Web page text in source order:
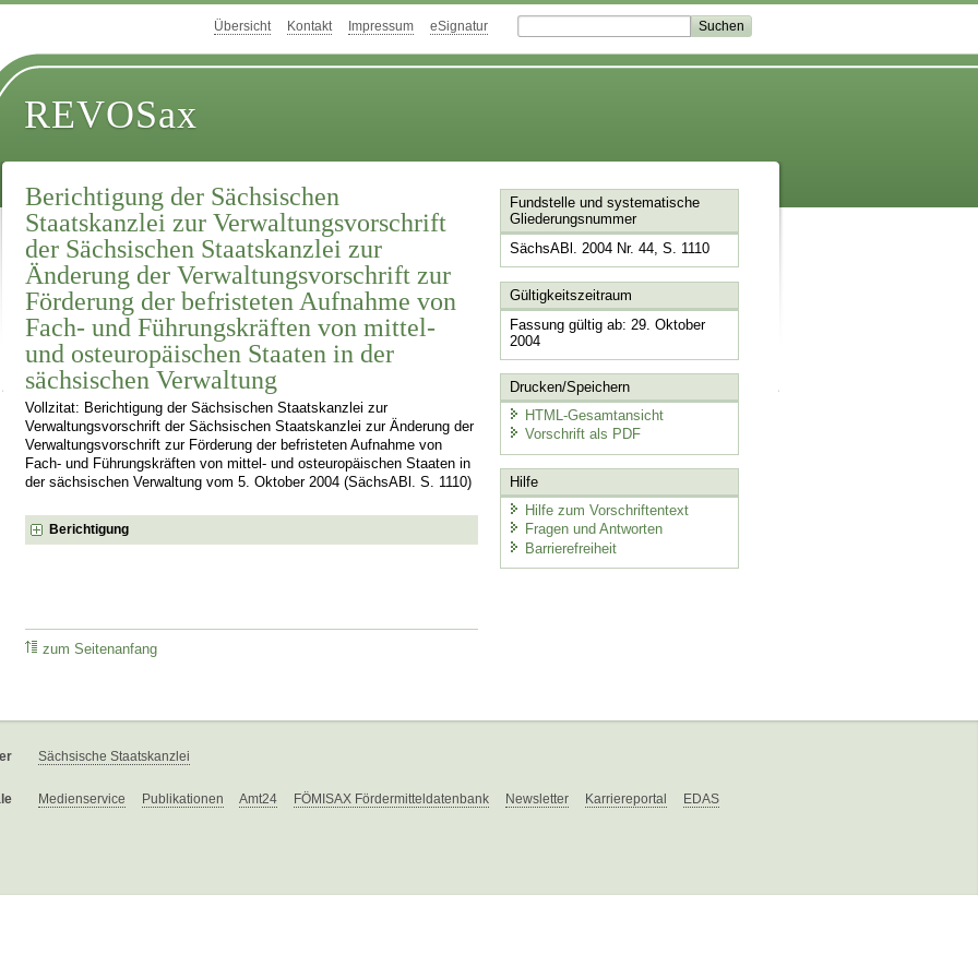
Übersicht Kontakt Impressum eSignatur
REVOSax
Berichtigung der Sächsischen
Staatskanzlei zur Verwaltungsvorschrift
der Sächsischen Staatskanzlei zur
Änderung der Verwaltungsvorschrift zur
Förderung der befristeten Aufnahme von
Fach- und Führungskräften von mittel-
und osteuropäischen Staaten in der
sächsischen Verwaltung
Vollzitat: Berichtigung der Sächsischen Staatskanzlei zur
Verwaltungsvorschrift der Sächsischen Staatskanzlei zur Änderung der
Verwaltungsvorschrift zur Förderung der befristeten Aufnahme von
Fach- und Führungskräften von mittel- und osteuropäischen Staaten in
der sächsischen Verwaltung vom 5. Oktober 2004 (SächsABl. S. 1110)
Berichtigung
zum Seitenanfang
Fundstelle und systematische
Gliederungsnummer
SächsABl. 2004 Nr. 44, S. 1110
Gültigkeitszeitraum
Fassung gültig ab: 29. Oktober
2004
Drucken/Speichern
HTML-Gesamtansicht
Vorschrift als PDF
Hilfe
Hilfe zum Vorschriftentext
Fragen und Antworten
Barrierefreiheit
Sächsische Staatskanzlei
Medienservice Publikationen Amt24 FÖMISAX Fördermitteldatenbank Newsletter Karriereportal EDAS